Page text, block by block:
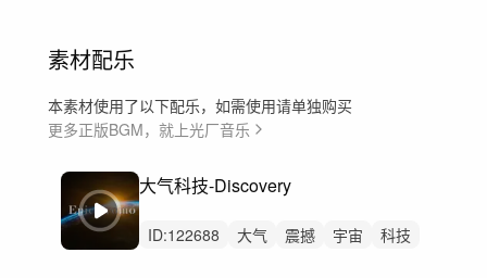
素材配乐
本素材使用了以下配乐，如需使用请单独购买
更多正版BGM，就上光厂音乐
大气科技-Discovery
ID:122688 大气 震撼 宇宙
科技